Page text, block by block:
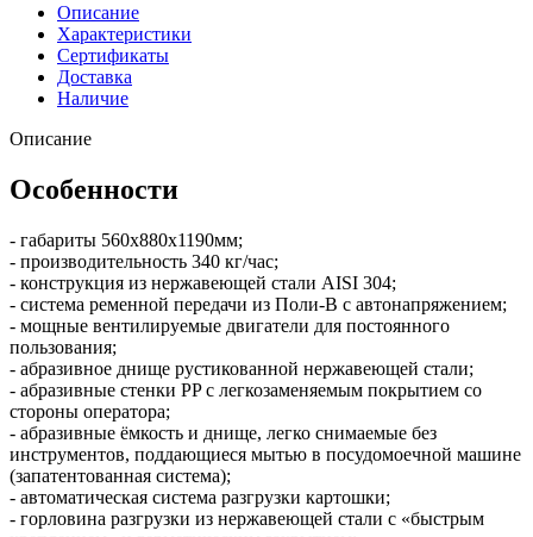
Описание
Характеристики
Сертификаты
Доставка
Наличие
Описание
Особенности
- габариты 560х880х1190мм;
- производительность 340 кг/час;
- конструкция из нержавеющей стали AISI 304;
- система ременной передачи из Поли-В с автонапряжением;
- мощные вентилируемые двигатели для постоянного
пользования;
- абразивное днище рустикованной нержавеющей стали;
- абразивные стенки PP с легкозаменяемым покрытием со
стороны оператора;
- абразивные ёмкость и днище, легко снимаемые без
инструментов, поддающиеся мытью в посудомоечной машине
(запатентованная система);
- автоматическая система разгрузки картошки;
- горловина разгрузки из нержавеющей стали с «быстрым